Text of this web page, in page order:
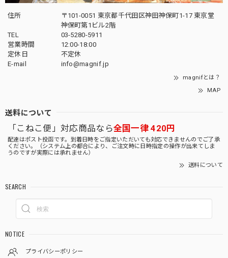
住所
〒101-0051 東京都千代田区神田神保町1-17 東京堂
神保町第1ビル2階
TEL
03-5280-5911
営業時間
12:00-18:00
定休日
不定休
E-mail
info@magnif.jp
magnifとは？
MAP
送料について
「こねこ便」対応商品なら全国一律 420円
配達はポスト投函です。到着日時をご指定いただいても対応できませんのでご了承
ください。（システム上の都合により、ご注文時に日時指定の操作が出来てしま
うのですが実際には承れません）
送料について
SEARCH
NOTICE
プライバシーポリシー